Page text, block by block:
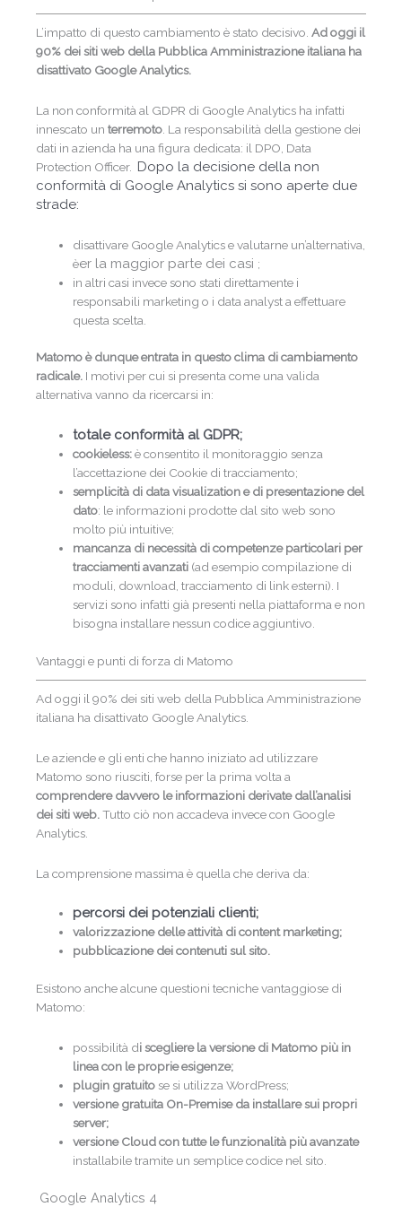
L’impatto di questo cambiamento è stato decisivo. Ad oggi il
90% dei siti web della Pubblica Amministrazione italiana ha
disattivato Google Analytics.
La non conformità al GDPR di Google Analytics ha infatti
innescato un terremoto . La responsabilità della gestione dei
dati in azienda ha una figura dedicata: il DPO, Data
Protection Officer. Dopo la decisione della non
conformità di Google Analytics si sono aperte due
strade:
disattivare Google Analytics e valutarne un’alternativa,
èer la maggior parte dei casi ;
in altri casi invece sono stati direttamente i
responsabili marketing o i data analyst a effettuare
questa scelta.
Matomo è dunque entrata in questo clima di cambiamento
radicale. I motivi per cui si presenta come una valida
alternativa vanno da ricercarsi in:
totale conformità al GDPR;
cookieless:è consentito il monitoraggio senza
l’accettazione dei Cookie di tracciamento;
semplicità di data visualization e di presentazione del
dato: le informazioni prodotte dal sito web sono
molto più intuitive;
mancanza di necessità di competenze particolari per
tracciamenti avanzati (ad esempio compilazione di
moduli, download, tracciamento di link esterni). I
servizi sono infatti già presenti nella piattaforma e non
bisogna installare nessun codice aggiuntivo.
Vantaggi e punti di forza di Matomo
Ad oggi il 90% dei siti web della Pubblica Amministrazione
italiana ha disattivato Google Analytics.
Le aziende e gli enti che hanno iniziato ad utilizzare
Matomo sono riusciti, forse per la prima volta a
comprendere davvero le informazioni derivate dall’analisi
dei siti web.Tutto ciò non accadeva invece con Google
Analytics.
La comprensione massima è quella che deriva da:
percorsi dei potenziali clienti;
valorizzazione delle attività di content marketing;
pubblicazione dei contenuti sul sito.
Esistono anche alcune questioni tecniche vantaggiose di
Matomo:
possibilità di scegliere la versione di Matomo più in
linea con le proprie esigenze;
plugin gratuito se si utilizza WordPress;
versione gratuita On-Premise da installare sui propri
server;
versione Cloud con tutte le funzionalità più avanzate
installabile tramite un semplice codice nel sito.
Google Analytics 4
Ti piace il Digital
Marketing?
Iscriviti alla newsletter peraccedere alla
Communitye partecipare ai nostrieventi
gratuiti, acquisendo preziose
conoscenze spendibili nel mondo del
lavoro.
informativa sulla privacy.
Marketing
Acconsento, ai sensi del Regolamento (UE)
2016/679 e dell'art. 130 D.Lgs. 196/2003, a
ricevere comunicazioni promozionali e
trattamento